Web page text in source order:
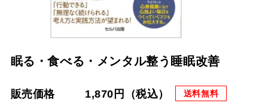
眠る・食べる・メンタル整う睡眠改善
販売価格 1,870円（税込） 送料無料